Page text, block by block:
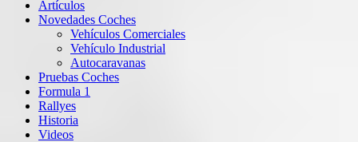
Artículos
Novedades Coches
Vehículos Comerciales
Vehículo Industrial
Autocaravanas
Pruebas Coches
Formula 1
Rallyes
Historia
Videos